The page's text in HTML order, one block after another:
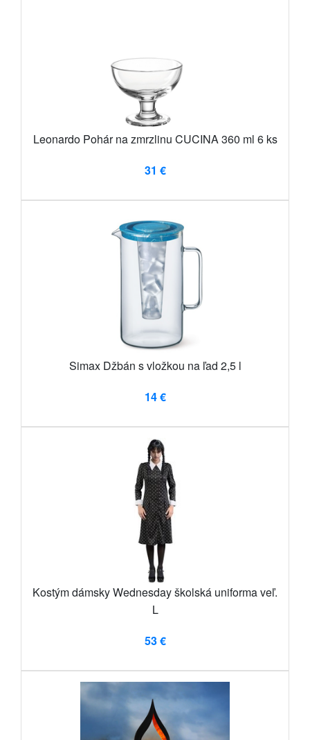
Leonardo Pohár na zmrzlinu CUCINA 360 ml 6 ks
31 €
Simax Džbán s vložkou na ľad 2,5 l
14 €
Kostým dámsky Wednesday školská uniforma veľ.
L
53 €